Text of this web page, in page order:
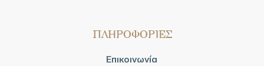
ΠΛΗΡΟΦΟΡΙΕΣ
Επικοινωνία